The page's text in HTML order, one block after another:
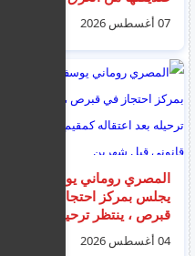
شاطئ ماليا في اليونان07 أغسطس 2026
المصري روماني يوسف
يجلس بمركز احتجاز في
قبرص ، ينتظر ترحيله
بعد اعتقاله كمقيم غير
قانوني قبل شهرين
04 أغسطس 2026